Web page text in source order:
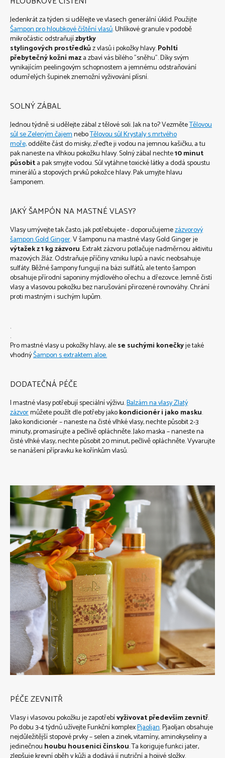
Jedenkrát za týden si udělejte ve vlasech generální úklid. Použijte
Šampon pro hloubkové čištění vlasů. Uhlíkové granule v podobě
mikročástic odstraňujízbytky
stylingových prostředkůz vlasů i pokožky hlavy.Pohltí
přebytečný kožní maza zbaví vás bílého "sněhu".Díky svým
vynikajícím peelingovým schopnostem a jemnému odstraňování
odumřelých šupinek znemožní vyživování plísní.
SOLNÝ ZÁBAL
Jednou týdně si udělejte zábal z tělové soli. Jak na to? VezměteTělovou
sůl se Zeleným čajemneboTělovou sůl Krystaly s mrtvého
moře,oddělte část do misky, zřeďte ji vodou na jemnou kašičku, a tu
pak naneste na vlhkou pokožku hlavy. Solný zábal nechte10 minut
působita pak smyjte vodou. Sůl vytáhne toxické látky a dodá spoustu
minerálů a stopových prvků pokožce hlavy. Pak umyjte hlavu
šamponem.
JAKÝ ŠAMPÓN NA MASTNÉ VLASY?
Vlasy umývejte tak často, jak potřebujete - doporučujemezázvorový
šampon Gold Ginger. V šamponu na mastné vlasy Gold Ginger je
výtažek z 1 kg zázvoru. Extrakt zázvoru potlačuje nadměrnou aktivitu
mazových žláz. Odstraňuje příčiny vzniku lupů a navíc neobsahuje
sulfáty. Běžné šampony fungují na bázi sulfátů, ale tento šampon
obsahuje přírodní saponiny mýdlového ořechu a dřezovce. Jemně čistí
vlasy a vlasovou pokožku bez narušování přirozené rovnováhy. Chrání
proti mastným i suchým lupům.
.
.
Pro mastné vlasy u pokožky hlavy, alese suchými konečkyje také
vhodnýŠampon s extraktem aloe.
DODATEČNÁ PÉČE
I mastné vlasy potřebují speciální výživu.Balzám na vlasy Zlatý
zázvormůžete použít dle potřeby jakokondicionér i jako masku.
Jako kondicionér – naneste na čisté vlhké vlasy, nechte působit 2-3
minuty, promasírujte a pečlivě opláchněte. Jako maska – naneste na
čisté vlhké vlasy, nechte působit 20 minut, pečlivě opláchněte. Vyvarujte
se nanášení přípravku ke kořínkům vlasů.
PÉČE ZEVNITŘ
Vlasy i vlasovou pokožku je zapotřebívyživovat především zevnitř.
Po dobu 3-4 týdnů užívejte Funkční komplexPjaoljan. Pjaoljan obsahuje
nejdůležitější stopové prvky – selen a zinek, vitamíny, aminokyseliny a
jedinečnou houbu housenici čínskou. Ta koriguje funkci jater,